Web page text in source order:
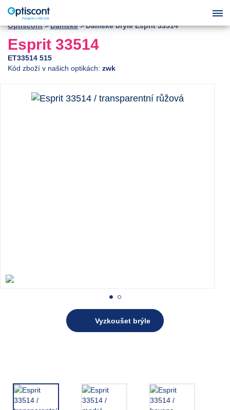
Optiscont Dámské Dámské brýle Esprit 33514
Esprit 33514
ET33514 515
Kód zboží v našich optikách: zwk
Vyzkoušet brýle